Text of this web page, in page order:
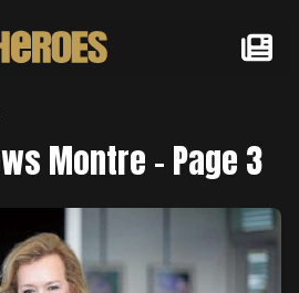
Montre - Page 3